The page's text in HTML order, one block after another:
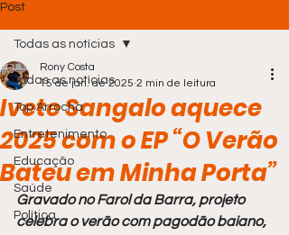
Post
Todas as notícias
Top Arrocha
Entretenimento
Educação
Saúde
Política
Todas as notícias
Ivete Sangalo aquece
2025 com o EP “O Verão
Bateu em Minha Porta”
Rony Costa
15 de jan. de 2025 2 min de leitura
Gravado no Farol da Barra, projeto
celebra o verão com pagodão baiano,